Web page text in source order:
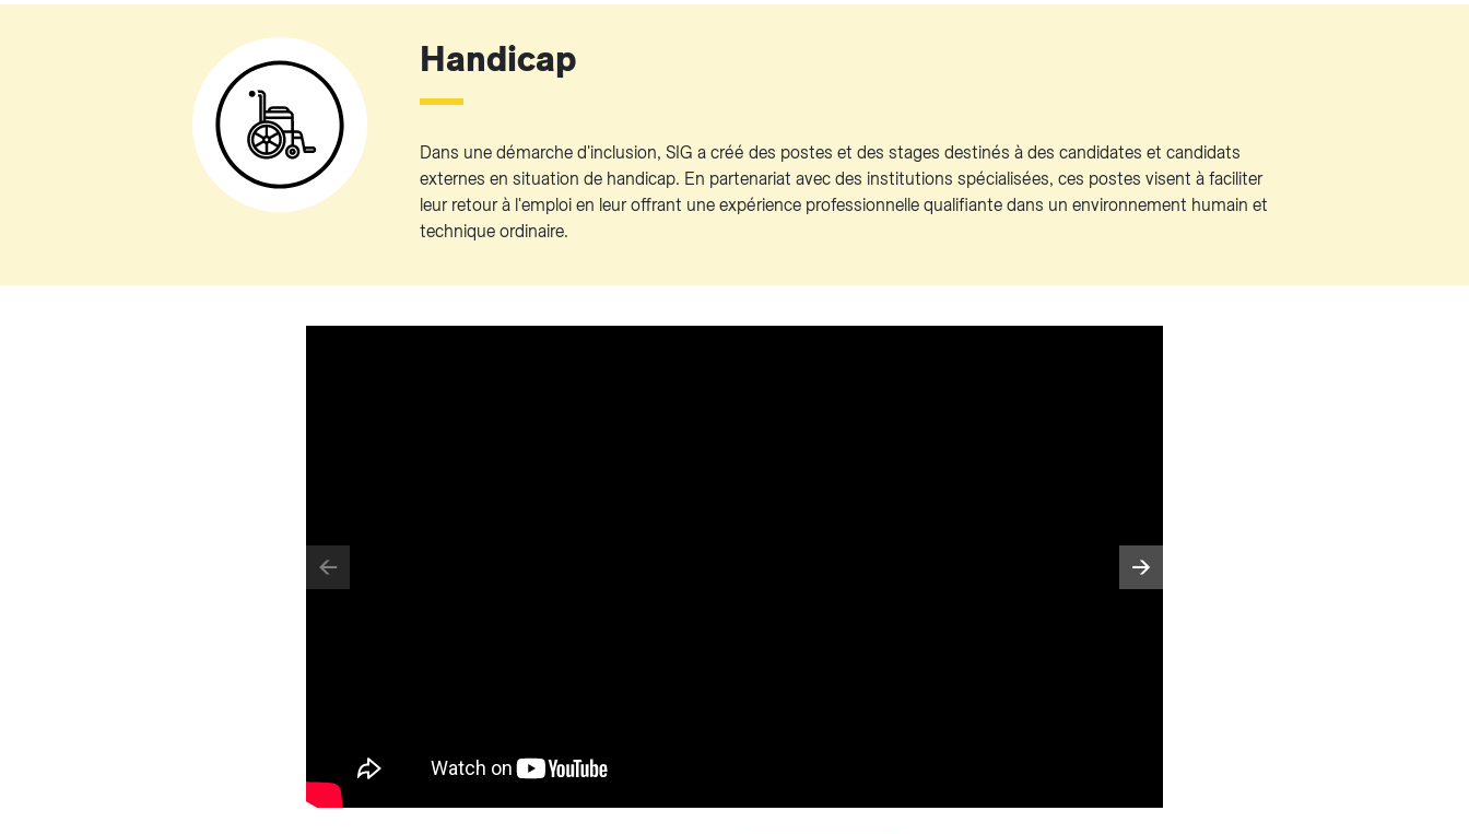
Handicap
Dans une démarche d'inclusion, SIG a créé des postes et des stages destinés à des candidates et candidats
externes en situation de handicap. En partenariat avec des institutions spécialisées, ces postes visent à faciliter
leur retour à l'emploi en leur offrant une expérience professionnelle qualifiante dans un environnement humain et
technique ordinaire.